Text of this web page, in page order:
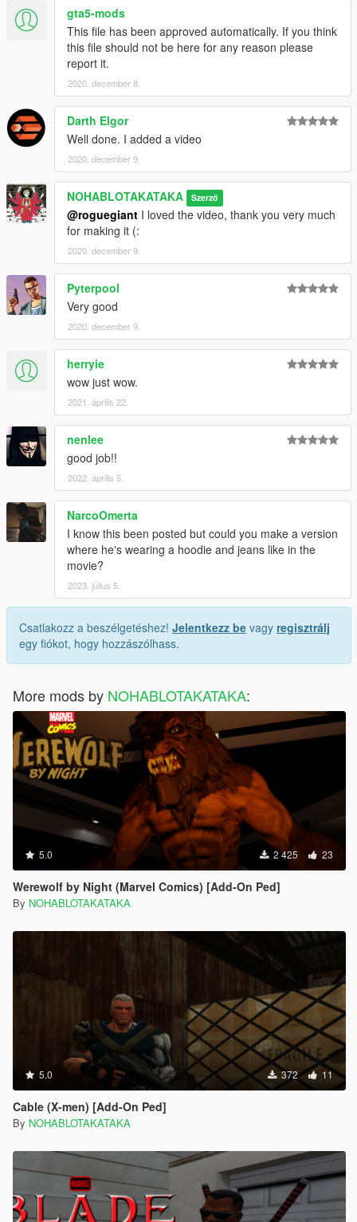
gta5-mods
This file has been approved automatically. If you think
this file should not be here for any reason please
report it.
2020. december 8.
Darth Elgor
Well done. I added a video
2020. december 9.
NOHABLOTAKATAKA Szerző
@roguegiant I loved the video, thank you very much
for making it (:
2020. december 9.
Pyterpool
Very good
2020. december 9.
herryie
wow just wow.
2021. április 22.
nenlee
good job!!
2022. április 5.
NarcoOmerta
I know this been posted but could you make a version
where he's wearing a hoodie and jeans like in the
movie?
2023. július 5.
Csatlakozz a beszélgetéshez! Jelentkezz be vagy regisztrálj
egy fiókot, hogy hozzászólhass.
More mods by NOHABLOTAKATAKA:
5.0 2 425 23
Werewolf by Night (Marvel Comics) [Add-On Ped]
By NOHABLOTAKATAKA
5.0 372 11
Cable (X-men) [Add-On Ped]
By NOHABLOTAKATAKA